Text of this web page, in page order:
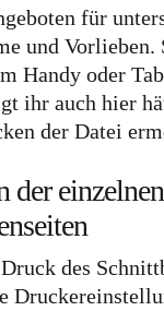
für
und
Handy oder
ihr auch hier
der Datei
der einzelnen
des